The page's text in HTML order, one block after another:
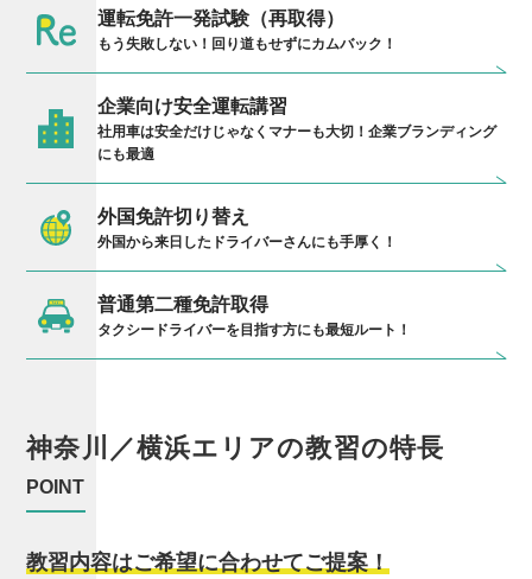
運転免許一発試験（再取得）
もう失敗しない！回り道もせずにカムバック！
企業向け安全運転講習
社用車は安全だけじゃなくマナーも大切！企業ブランディング
にも最適
外国免許切り替え
外国から来日したドライバーさんにも手厚く！
普通第二種免許取得
タクシードライバーを目指す方にも最短ルート！
神奈川／横浜エリアの教習の特長
POINT
教習内容はご希望に合わせてご提案！